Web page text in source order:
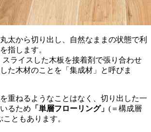
太から切り出し、自然なままの状態で利
指します。
ライスした木板を接着剤で張り合わせ
た木材のことを「集成材」と呼びま
重ねるようなことはなく、切り出した一
るため 「単層フローリング」 (＝構成層
ともあります。